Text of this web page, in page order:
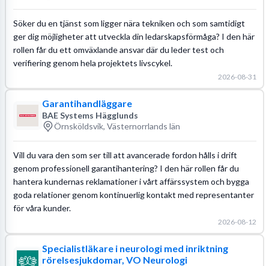
Söker du en tjänst som ligger nära tekniken och som samtidigt
ger dig möjligheter att utveckla din ledarskapsförmåga? I den här
rollen får du ett omväxlande ansvar där du leder test och
verifiering genom hela projektets livscykel.
2026-08-31
Garantihandläggare
BAE Systems Hägglunds
Örnsköldsvik, Västernorrlands län
Vill du vara den som ser till att avancerade fordon hålls i drift
genom professionell garantihantering? I den här rollen får du
hantera kundernas reklamationer i vårt affärssystem och bygga
goda relationer genom kontinuerlig kontakt med representanter
för våra kunder.
2026-08-12
Specialistläkare i neurologi med inriktning
rörelsesjukdomar, VO Neurologi